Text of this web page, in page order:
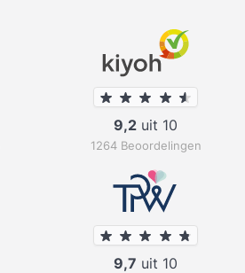
9,2 uit 10
1264 Beoordelingen
9,7 uit 10